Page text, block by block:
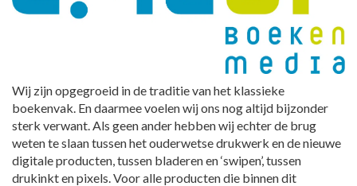
Wij zijn opgegroeid in de traditie van het klassieke
boekenvak. En daarmee voelen wij ons nog altijd bijzonder
sterk verwant. Als geen ander hebben wij echter de brug
weten te slaan tussen het ouderwetse drukwerk en de nieuwe
digitale producten, tussen bladeren en ‘swipen’, tussen
drukinkt en pixels. Voor alle producten die binnen dit